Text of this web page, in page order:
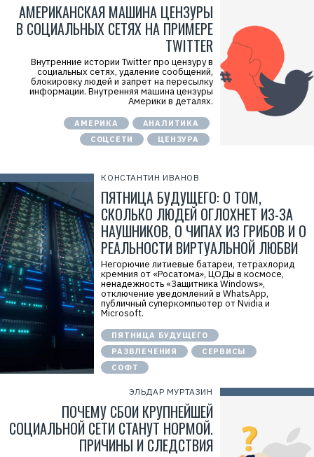
АМЕРИКАНСКАЯ МАШИНА ЦЕНЗУРЫ
В СОЦИАЛЬНЫХ СЕТЯХ НА ПРИМЕРЕ
TWITTER
Внутренние истории Twitter про цензуру в
социальных сетях, удаление сообщений,
блокировку людей и запрет на пересылку
информации. Внутренняя машина цензуры
Америки в деталях.
АМЕРИКА
АНАЛИТИКА
СОЦСЕТИ
ЦЕНЗУРА
КОНСТАНТИН ИВАНОВ
ПЯТНИЦА БУДУЩЕГО: О ТОМ,
СКОЛЬКО ЛЮДЕЙ ОГЛОХНЕТ ИЗ-ЗА
НАУШНИКОВ, О ЧИПАХ ИЗ ГРИБОВ И О
РЕАЛЬНОСТИ ВИРТУАЛЬНОЙ ЛЮБВИ
Негорючие литиевые батареи, тетрахлорид
кремния от «Росатома», ЦОДы в космосе,
ненадежность «Защитника Windows»,
отключение уведомлений в WhatsApp,
публичный суперкомпьютер от Nvidia и
Microsoft.
ПЯТНИЦА БУДУЩЕГО
РАЗВЛЕЧЕНИЯ
СЕРВИСЫ
СОФТ
ЭЛЬДАР МУРТАЗИН
ПОЧЕМУ СБОИ КРУПНЕЙШЕЙ
СОЦИАЛЬНОЙ СЕТИ СТАНУТ НОРМОЙ.
ПРИЧИНЫ И СЛЕДСТВИЯ